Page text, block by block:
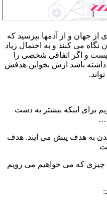
از جهان و از آدمها بپرسید که
می کنند و به احتمال زیاد
و اگر اتفاقی شخصی را
باشد ازش بخواین هدفش
برای اینکه بیشتر به دست
….
به هدف پیش می ایند. هدف
که می خواهیم می رویم